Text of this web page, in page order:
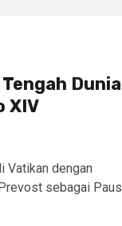
Dunia
XIV
Vatikan dengan
sebagai Paus